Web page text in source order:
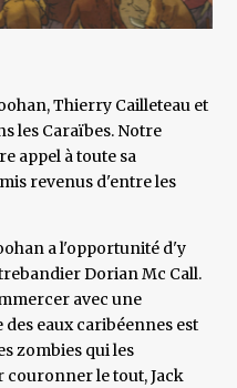
Thierry Cailleteau et
les Caraïbes. Notre
appel à toute sa
revenus d'entre les
a l'opportunité d'y
Dorian Mc Call.
avec une
eaux caribéennes est
zombies qui les
couronner le tout, Jack